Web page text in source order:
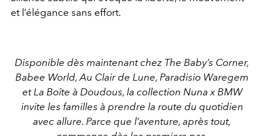
et l’élégance sans effort.
Disponible dès maintenant chez The Baby’s Corner,
Babee World, Au Clair de Lune, Paradisio Waregem
et La Boîte à Doudous, la collection Nuna x BMW
invite les familles à prendre la route du quotidien
avec allure. Parce que l’aventure, après tout,